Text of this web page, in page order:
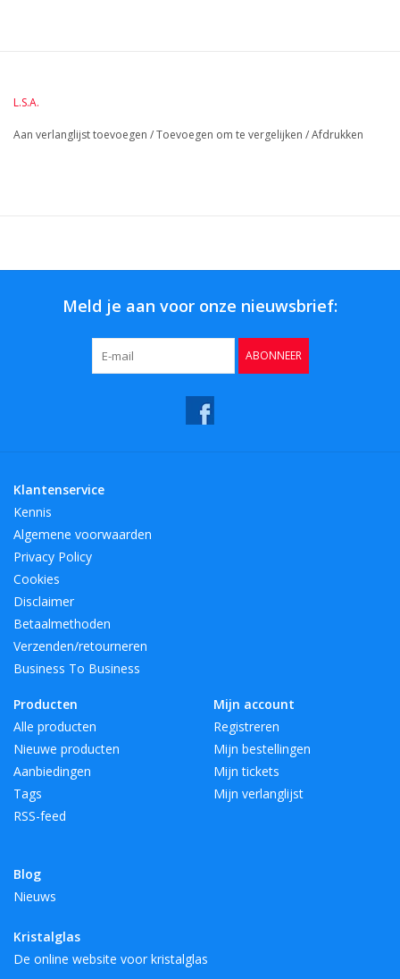
L.S.A.
Aan verlanglijst toevoegen /Toevoegen om te vergelijken /Afdrukken
Meld je aan voor onze nieuwsbrief:
ABONNEER
Klantenservice
Kennis
Algemene voorwaarden
Privacy Policy
Cookies
Disclaimer
Betaalmethoden
Verzenden/retourneren
Business To Business
Producten
Alle producten
Nieuwe producten
Aanbiedingen
Tags
RSS-feed
Blog
Nieuws
Mijn account
Registreren
Mijn bestellingen
Mijn tickets
Mijn verlanglijst
Kristalglas
De online website voor kristalglas